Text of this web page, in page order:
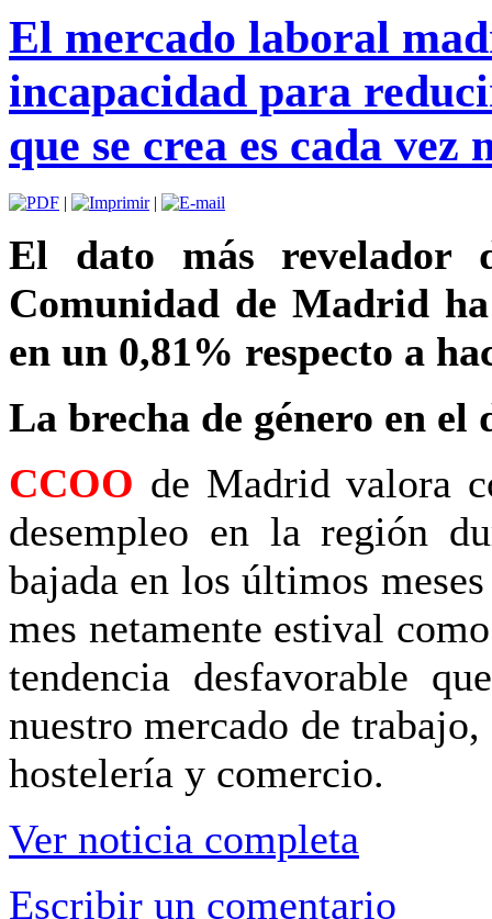
El mercado laboral
incapacidad para
que se crea es cada vez
| |
El dato más revelador
Comunidad de Madrid
en un 0,81% respecto a
La brecha de género en el
CCOO de Madrid valora
desempleo en la región
bajada en los últimos
mes netamente estival
tendencia desfavorable
nuestro mercado de
hostelería y comercio.
Ver noticia completa
Escribir un comentario